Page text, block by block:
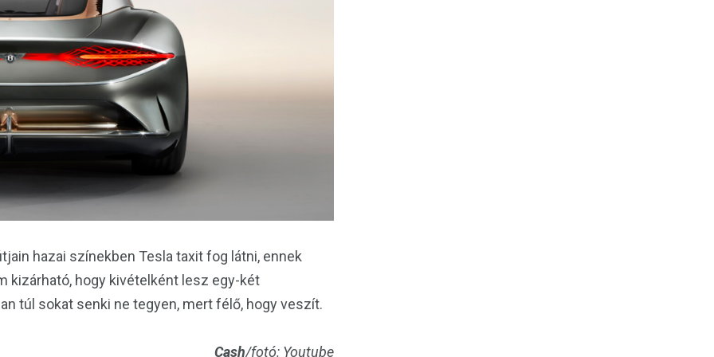
hazai színekben Tesla taxit fog látni, ennek
kizárható, hogy kivételként lesz egy-két
túl sokat senki ne tegyen, mert félő, hogy veszít.
Cash/fotó: Youtube